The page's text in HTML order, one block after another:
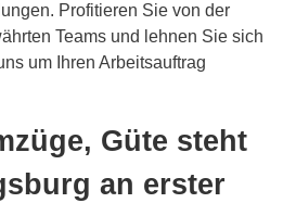
Profitieren Sie von der
Teams und lehnen Sie sich
um Ihren Arbeitsauftrag
Güte steht
an erster